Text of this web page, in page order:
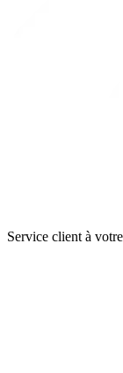
Service client à